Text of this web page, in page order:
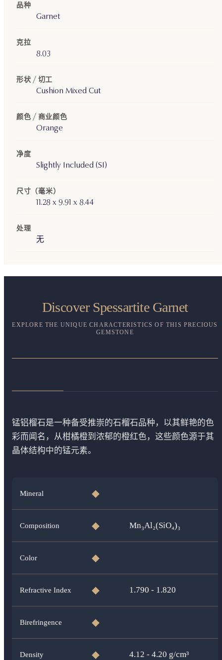
品种
Garnet
克拉
8.03
形状 / 切工
Cushion Mixed Cut
颜色 / 商业颜色
Orange
净度
Slightly Included (SI)
尺寸（毫米）
11.28 x 9.91 x 8.44
处理
无
Discover Spessartite Garnet
EXPLORE THE UNIQUE CHARACTERISTICS OF THIS PRECIOUS
GEMSTONE
锰铝榴石是一种备受推崇的石榴石品种，以其鲜艳的色
彩而闻名，从柑橘橙到浓郁的橙红色，这些颜色源于其
晶体结构中的锰元素。
Mineral ◆
Composition ◆ Mn₃Al₂(SiO₄)₃
Color ◆
Refractive Index ◆ 1.790 - 1.820
Birefringence ◆
Density ◆ 4.12 - 4.20 g/cm³